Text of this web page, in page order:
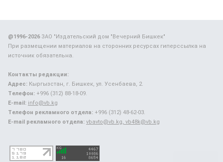
@1996-2026ЗАО "Издательский дом "Вечерний Бишкек"
При размещении материалов на сторонних ресурсах гиперссылка на
источник обязательна.
Контакты редакции:
Адрес: Кыргызстан, г. Бишкек, ул. Усенбаева, 2.
Телефон: +996 (312) 88-18-09.
E-mail: info@vb.kg
Телефон рекламного отдела: +996 (312) 48-62-03.
E-mail рекламного отдела: vbavto@vb.kg, vb48k@vb.kg